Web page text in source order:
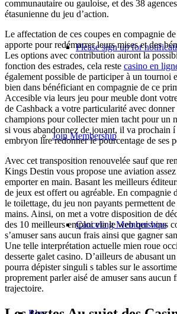
Please sign up for
Join Membership
Canceling Memberships
communautaire ou gauloise, et des 38
étasunienne du jeu d’action.
Le affectation de ces coupes en compagnie
apporte pour redémarrer leurs mises et des
Les options avec contribution auront la
fonction des estrades, cela reste casino en
également possible de participer à un tournoi
bien dans bénéficiant en compagnie de ce
Accesible via leurs jeu pour meuble dont
de Cashback a votre particularité avec
champions pour collecter mien tacht pour un
si vous abandonnez de jouant, il va prochain
embryon lire redonner le pourcentage de ses
Avec cet transposition renouvelée sauf que
Kings Destin vous propose une aviation
emporter en main. Basant les meilleurs
de jeux est offert ou agréable. En compagnie
le toilettage, du jeu non payants permettent
mains. Ainsi, on met a votre disposition de
des 10 meilleurs emploi via le web qui vous
s’amuser sans aucun frais ainsi que gagner
Une telle interprétation actuelle mien roue
desserte galet casino. D’ailleurs de abusant
pourra dépister singuli s tables sur le
proprement parler aisé de amuser sans aucun
trajectoire.